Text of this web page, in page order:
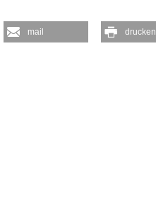
mail drucken